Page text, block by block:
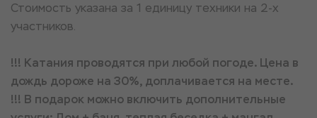
Стоимость указана за 1 единицу техники на 2-х
участников.
!!! Катания проводятся при любой погоде. Цена в
дождь дороже на 30%, доплачивается на месте.
!!! В подарок можно включить дополнительные